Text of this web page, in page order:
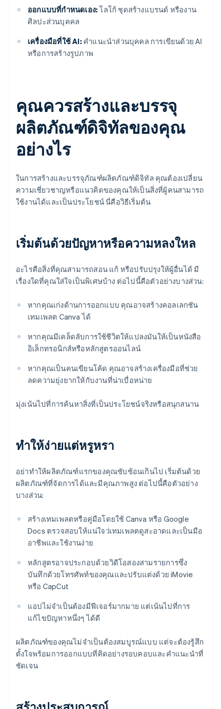
ออกแบบที่กําหนดเอง:โลโก้ ชุดสร้างแบรนด์ หรืองาน
ศิลปะส่วนบุคคล
เครื่องมือที่ใช้ AI:คําแนะนําส่วนบุคคล การเขียนด้วย AI
หรือการสร้างรูปภาพ
คุณควรสร้างและบรรจุ
ผลิตภัณฑ์ดิจิทัลของคุณ
อย่างไร
ในการสร้างและบรรจุภัณฑ์ผลิตภัณฑ์ดิจิทัล คุณต้องเปลี่ยน
ความเชี่ยวชาญหรือแนวคิดของคุณให้เป็นสิ่งที่ผู้คนสามารถ
ใช้งานได้และเป็นประโยชน์ นี่คือวิธีเริ่มต้น
เริ่มต้นด้วยปัญหาหรือความหลงใหล
อะไรคือสิ่งที่คุณสามารถสอน แก้ หรือปรับปรุงให้ผู้อื่นได้ มี
เรื่องใดที่คุณใส่ใจเป็นพิเศษบ้าง ต่อไปนี้คือตัวอย่างบางส่วน:
หากคุณเก่งด้านการออกแบบ คุณอาจสร้างคอลเลกชัน
เทมเพลต Canva ได้
หากคุณมีเคล็ดลับการใช้ชีวิตให้แปลงมันให้เป็นหนังสือ
อิเล็กทรอนิกส์หรือหลักสูตรออนไลน์
หากคุณเป็นคนเขียนโค้ด คุณอาจสร้างเครื่องมือที่ช่วย
ลดความยุ่งยากให้กับงานที่น่าเบื่อหน่าย
มุ่งเน้นไปที่การค้นหาสิ่งที่เป็นประโยชน์จริงหรือสนุกสนาน
ทําให้ง่ายแต่หรูหรา
อย่าทําให้ผลิตภัณฑ์แรกของคุณซับซ้อนเกินไป เริ่มต้นด้วย
ผลิตภัณฑ์ที่จัดการได้และมีคุณภาพสูง ต่อไปนี้คือตัวอย่าง
บางส่วน:
สร้างเทมเพลตหรือคู่มือโดยใช้ Canva หรือ Google
Docs ตรวจสอบให้แน่ใจว่เทมเพลตดูสะอาดและเป็นมือ
อาชีพและใช้งานง่าย
หลักสูตรอาจประกอบด้วยวิดีโอสองสามรายการซึ่ง
บันทึกด้วยโทรศัพท์ของคุณและปรับแต่งด้วย iMovie
หรือ CapCut
แอปไม่จําเป็นต้องมีฟีเจอร์มากมาย แต่เน้นไปที่การ
แก้ไขปัญหาหนึ่งๆ ได้ดี
ผลิตภัณฑ์ของคุณไม่จําเป็นต้องสมบูรณ์แบบ แต่จะต้องรู้สึก
ตั้งใจพร้อมการออกแบบที่คิดอย่างรอบคอบและคําแนะนําที่
ชัดเจน